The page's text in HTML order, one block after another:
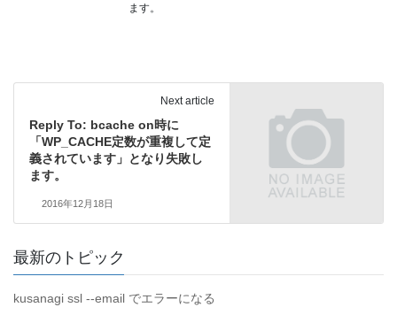
ます。
Next article
Reply To: bcache on時に
「WP_CACHE定数が重複して定
義されています」となり失敗し
ます。
2016年12月18日
最新のトピック
kusanagi ssl --email でエラーになる